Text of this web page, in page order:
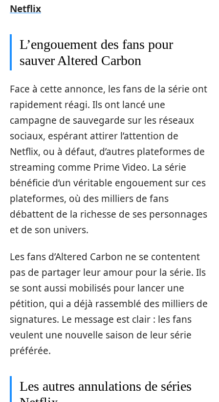
Netflix
L’engouement des fans pour
sauver Altered Carbon
Face à cette annonce, les fans de la série ont
rapidement réagi. Ils ont lancé une
campagne de sauvegarde sur les réseaux
sociaux, espérant attirer l’attention de
Netflix, ou à défaut, d’autres plateformes de
streaming comme Prime Video. La série
bénéficie d’un véritable engouement sur ces
plateformes, où des milliers de fans
débattent de la richesse de ses personnages
et de son univers.
Les fans d’Altered Carbon ne se contentent
pas de partager leur amour pour la série. Ils
se sont aussi mobilisés pour lancer une
pétition, qui a déjà rassemblé des milliers de
signatures. Le message est clair : les fans
veulent une nouvelle saison de leur série
préférée.
Les autres annulations de séries